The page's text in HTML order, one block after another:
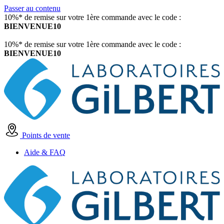
Passer au contenu
10%* de remise sur votre 1ère commande avec le code :
BIENVENUE10
10%* de remise sur votre 1ère commande avec le code :
BIENVENUE10
Points de vente
Aide & FAQ